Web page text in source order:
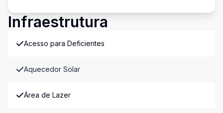
Infraestrutura
Acesso para Deficientes
Aquecedor Solar
Área de Lazer